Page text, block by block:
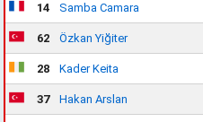
14 Samba Camara
62 Özkan Yiğiter
28 Kader Keita
37 Hakan Arslan